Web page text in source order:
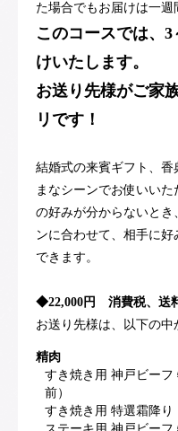
た場合でもお届けは一週
このコースでは、
けいたします。
お送り先様がご家
リです！
結婚式の来賓ギフト、
まなシーンでお使いい
の好みが分からないと
ンに合わせて、相手に
できます。
◆22,000円 消費税、送
お送り先様は、以下の中
精肉
すき焼き用 神戸ビー
前）
すき焼き用 特選霜降り